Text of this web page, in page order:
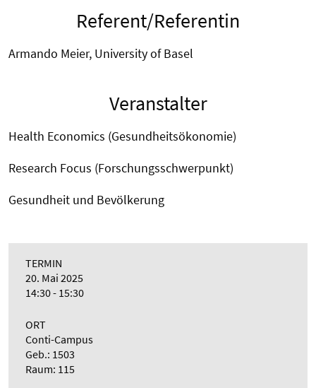
Referent/Referentin
Armando Meier, University of Basel
Veranstalter
Health Economics (Gesundheitsökonomie)
Research Focus (Forschungsschwerpunkt)
Gesundheit und Bevölkerung
TERMIN
20. Mai 2025
14:30 - 15:30
ORT
Conti-Campus
Geb.: 1503
Raum: 115